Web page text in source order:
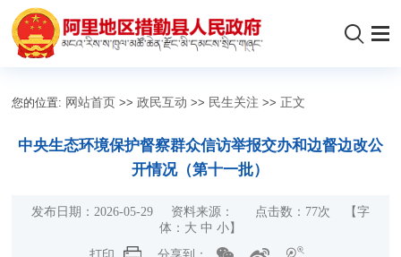
您的位置: 网站首页 >>政民互动 >> 民生关注 >> 正文
中央生态环境保护督察群众信访举报交办和边督边改公
开情况（第十一批）
发布日期：2026-05-29 资料来源： 点击数： 77次
【字
体： 大 中 小】